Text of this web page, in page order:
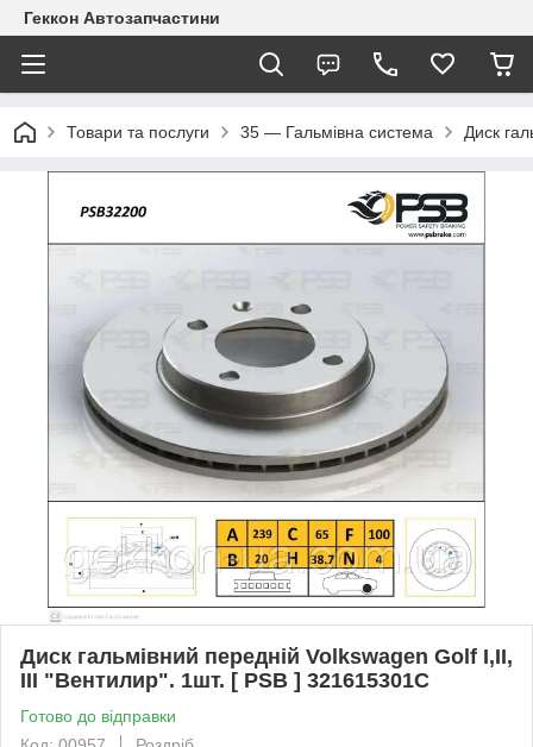
Геккон Автозапчастини
Товари та послуги 35 — Гальмівна система Диск
Диск гальмівний передній Volkswagen Golf I,II,
III "Вентилир". 1шт. [ PSB ] 321615301C
Готово до відправки